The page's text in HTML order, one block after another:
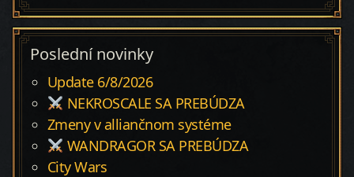
Poslední novinky
Update 6/8/2026
NEKROSCALE SA PREBÚDZA
Zmeny v alliančnom systéme
WANDRAGOR SA PREBÚDZA
City Wars